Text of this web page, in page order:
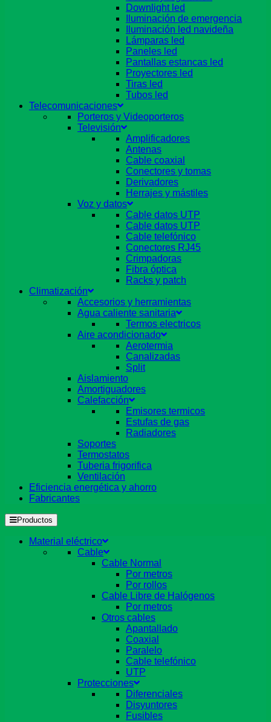
Downlight led
Iluminación de emergencia
Iluminación led navideña
Lámparas led
Paneles led
Pantallas estancas led
Proyectores led
Tiras led
Tubos led
Telecomunicaciones
Porteros y Videoporteros
Televisión
Amplificadores
Antenas
Cable coaxial
Conectores y tomas
Derivadores
Herrajes y mástiles
Voz y datos
Cable datos UTP
Cable datos UTP
Cable telefónico
Conectores RJ45
Crimpadoras
Fibra óptica
Racks y patch
Climatización
Accesorios y herramientas
Agua caliente sanitaria
Termos electricos
Aire acondicionado
Aerotermia
Canalizadas
Split
Aislamiento
Amortiguadores
Calefacción
Emisores termicos
Estufas de gas
Radiadores
Soportes
Termostatos
Tuberia frigorifica
Ventilación
Eficiencia energética y ahorro
Fabricantes
Productos
Material eléctrico
Cable
Cable Normal
Por metros
Por rollos
Cable Libre de Halógenos
Por metros
Otros cables
Apantallado
Coaxial
Paralelo
Cable telefónico
UTP
Protecciones
Diferenciales
Disyuntores
Fusibles